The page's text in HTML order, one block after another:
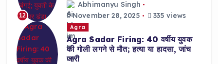
12
Abhimanyu Singh
November 28, 2025
335 views
Agra
Agra Sadar Firing: 40 वर्षीय युवक
की गोली लगने से मौत; हत्या या हादसा, जांच
जारी